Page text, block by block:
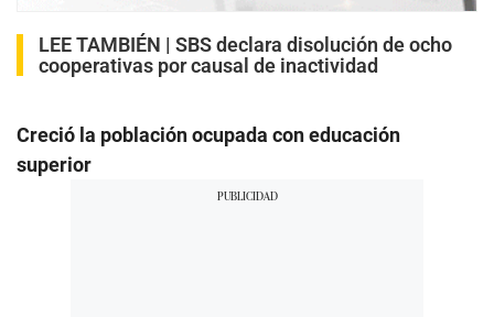
LEE TAMBIÉN | SBS declara disolución de ocho
cooperativas por causal de inactividad
Creció la población ocupada con educación
superior